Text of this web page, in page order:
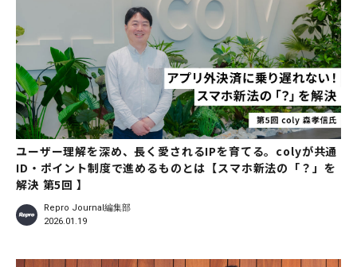
ユーザー理解を深め、長く愛されるIPを育てる。colyが共通
ID・ポイント制度で進めるものとは【スマホ新法の「？」を
解決 第5回 】
Repro Journal編集部
2026.01.19